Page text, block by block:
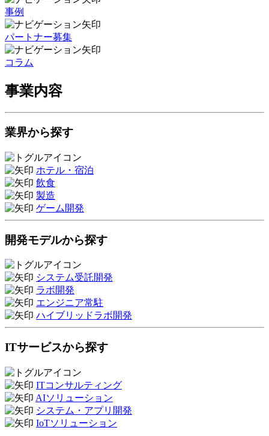
事例
パートナー募集
コラム
事業内容
業界から探す
ホテル・宿泊
飲食
製造
ゲーム開発
開発モデルから探す
システム受託開発
ラボ開発
エンジニア常駐
ハイブリッドラボ開発
ITサービスから探す
ITコンサルティング
AIソリューション
システム・アプリ開発
IoTソリューション